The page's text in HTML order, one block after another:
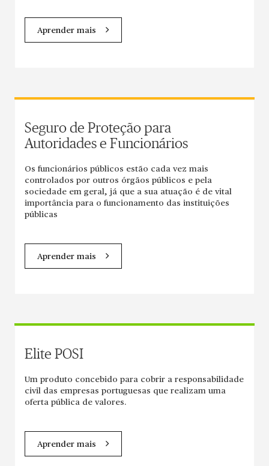
Aprender mais
Seguro de Proteção para
Autoridades e Funcionários
Os funcionários públicos estão cada vez mais
controlados por outros órgãos públicos e pela
sociedade em geral, já que a sua atuação é de vital
importância para o funcionamento das instituições
públicas
Aprender mais
Elite POSI
Um produto concebido para cobrir a responsabilidade
civil das empresas portuguesas que realizam uma
oferta pública de valores.
Aprender mais